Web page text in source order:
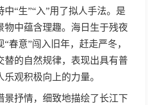
“生”“入”用了拟人手法。是
物中蕴含理趣。海日生于残夜
春意”闯入旧年，赶走严冬，
替的自然规律，表现出具有普
观积极向上的力量。
抒情，细致地描绘了长江下